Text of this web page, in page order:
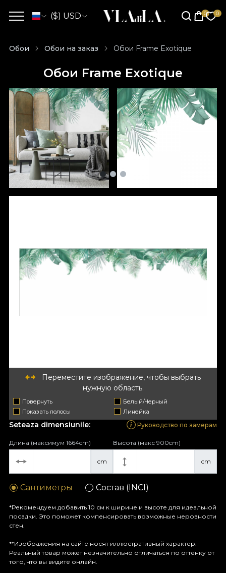
($) USD
Обои Обои на заказ Обои Frame Exotique
Обои Frame Exotique
Переместите изображение, чтобы выбрать
нужную область.
Повернуть
Белый/Черный
Показать полосы
Линейка
Seteaza dimensiunile: Руководство по замерам
cm
Длина (максимум 1664cm)
cm
Высота (макс 900cm)
Сантиметры Состав (INCI)
*Рекомендуем добавить 10 см к ширине и высоте для идеальной
посадки. Это поможет компенсировать возможные неровности
стен.
**Изображения на сайте носят иллюстративный характер.
Реальный товар может незначительно отличаться по оттенку от
того, что вы видите онлайн.